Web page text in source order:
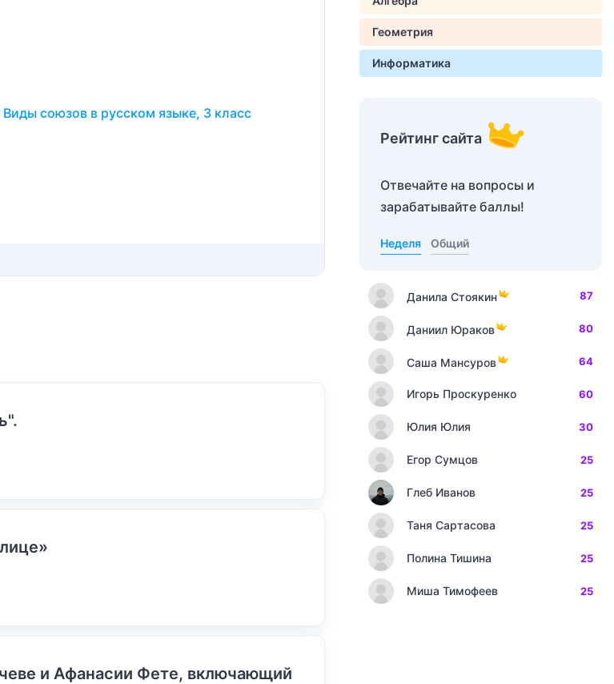
союзов в русском языке, 3 класс
и Афанасии Фете, включающий
Геометрия
Информатика
Рейтинг сайта
Отвечайте на вопросы и
зарабатывайте баллы!
Неделя Общий
Данила Стоякин 87
Даниил Юраков 80
Саша Мансуров 64
Игорь Проскуренко 60
Юлия Юлия 30
Егор Сумцов 25
Глеб Иванов 25
Таня Сартасова 25
Полина Тишина 25
Миша Тимофеев 25